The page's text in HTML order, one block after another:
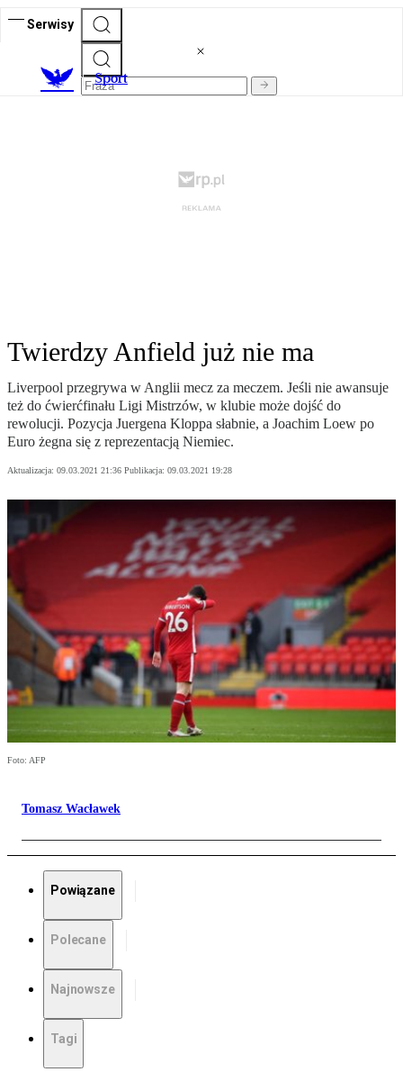
Serwisy
Sport
Twierdzy Anfield już nie ma
Liverpool przegrywa w Anglii mecz za meczem. Jeśli nie awansuje
też do ćwierćfinału Ligi Mistrzów, w klubie może dojść do
rewolucji. Pozycja Juergena Kloppa słabnie, a Joachim Loew po
Euro żegna się z reprezentacją Niemiec.
Aktualizacja: 09.03.2021 21:36 Publikacja: 09.03.2021 19:28
Foto: AFP
Tomasz Wacławek
Powiązane
Polecane
Najnowsze
Tagi